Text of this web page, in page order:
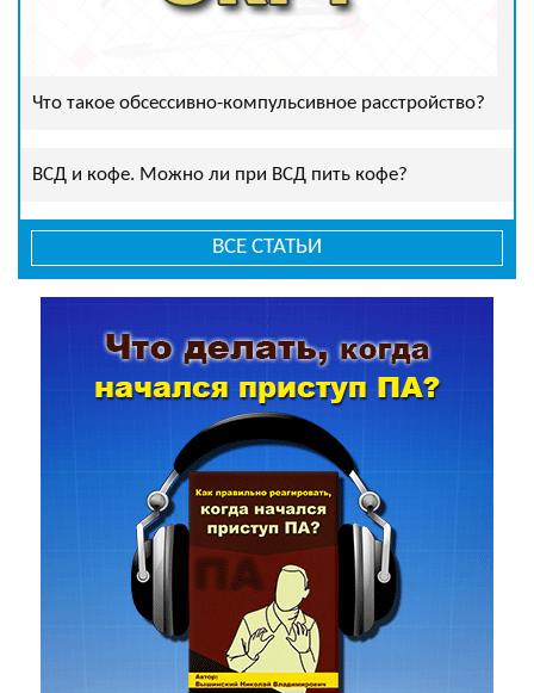
Что такое обсессивно-компульсивное расстройство?
ВСД и кофе. Можно ли при ВСД пить кофе?
ВСЕ СТАТЬИ